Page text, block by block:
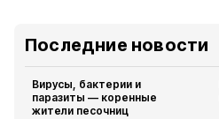
Последние новости
Вирусы, бактерии и
паразиты — коренные
жители песочниц